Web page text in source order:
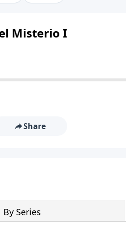
Misterio I
Share
By Series